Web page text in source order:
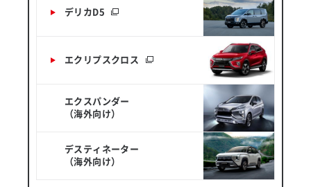
デリカD5
エクリプスクロス
エクスパンダー
（海外向け）
デスティネーター
（海外向け）